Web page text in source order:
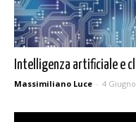
Intelligenza artificiale e
Massimiliano Luce - 4